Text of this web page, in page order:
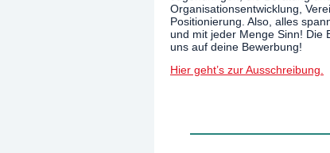
Organisationsentwicklung,
Positionierung. Also, alles
und mit jeder Menge Sinn! Die
uns auf deine Bewerbung!
Hier geht’s zur Ausschreibung.